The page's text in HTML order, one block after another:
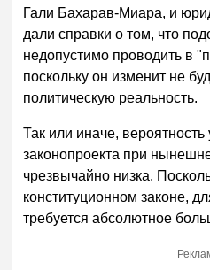
Гали Бахарав-Миара, и
дали справки о том, что
недопустимо проводить в
поскольку он изменит не
политическую реальность.
Так или иначе,
законопроекта при
чрезвычайно низка.
конституционном законе,
требуется абсолютное